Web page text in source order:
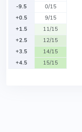
-9.5
0/15
+0.5
9/15
+1.5
11/15
+2.5
12/15
+3.5
14/15
+4.5
15/15